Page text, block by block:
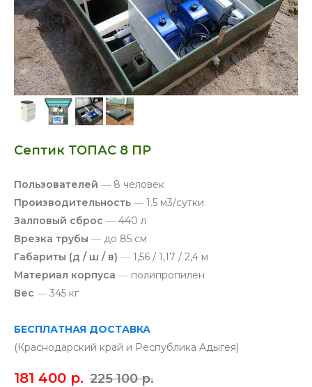
Септик ТОПАС 8 ПР
Пользователей — 8 человек
Производительность — 1.5 м3/сутки
Залповый сброс — 440 л
Врезка трубы — до 85 см
Габариты (д / ш / в) — 1,56 / 1,17 / 2,4 м
Материал корпуса — полипропилен
Вес — 345 кг
БЕСПЛАТНАЯ ДОСТАВКА
(Краснодарский край и Республика Адыгея)
181 400 р. 225 100 р.